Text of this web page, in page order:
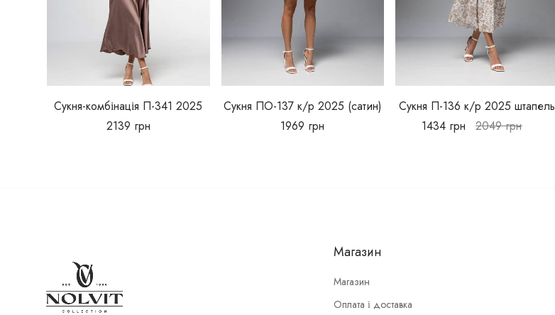
Сукня-комбінація П-341 2025
2139 грн
Сукня ПО-137 к/р 2025 (сатин)
1969 грн
Сукня П-136 к/р 2025 штапель
1434 грн 2049грн
Магазин
Магазин
Оплата і доставка